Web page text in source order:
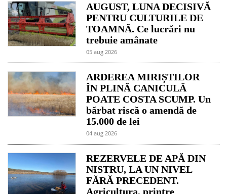
AUGUST, LUNA DECISIVĂ
PENTRU CULTURILE DE
TOAMNĂ. Ce lucrări nu
trebuie amânate
05 aug 2026
ARDEREA MIRIȘTILOR
ÎN PLINĂ CANICULĂ
POATE COSTA SCUMP. Un
bărbat riscă o amendă de
15.000 de lei
04 aug 2026
REZERVELE DE APĂ DIN
NISTRU, LA UN NIVEL
FĂRĂ PRECEDENT.
Agricultura, printre